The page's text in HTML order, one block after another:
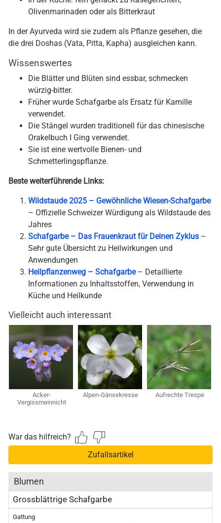
Olivenmarinaden oder als Bitterkraut
In der Ayurveda wird sie zudem als Pflanze gesehen, die
die drei Doshas (Vata, Pitta, Kapha) ausgleichen kann.
Wissenswertes
Die Blätter und Blüten sind essbar, schmecken
würzig-bitter.
Früher wurde Schafgarbe als Ersatz für Kamille
verwendet.
Die Stängel wurden traditionell für das chinesische
Orakelbuch I Ging verwendet.
Sie ist eine wertvolle Bienen- und
Schmetterlingspflanze.
Beste weiterführende Links:
Wildstaude 2025 – Gewöhnliche Wiesen-Schafgarbe
– Offizielle Schweizer Würdigung als Wildstaude des
Jahres
Schafgarbe – Das Frauenkraut für Deinen Zyklus –
Sehr gute Übersicht zu Heilwirkungen und
Anwendungen
Heilpflanzenweg – Schafgarbe– Detaillierte
Informationen zu Inhaltsstoffen, Verwendung in
Küche und Heilkunde
Vielleicht auch interessant
Acker-
Vergissmeinnicht
Alpen-Gänsekresse Aufrechte Trespe
War das hilfreich?
Zufallsartikel
Blumen
Grossblättrige Schafgarbe
Gattung